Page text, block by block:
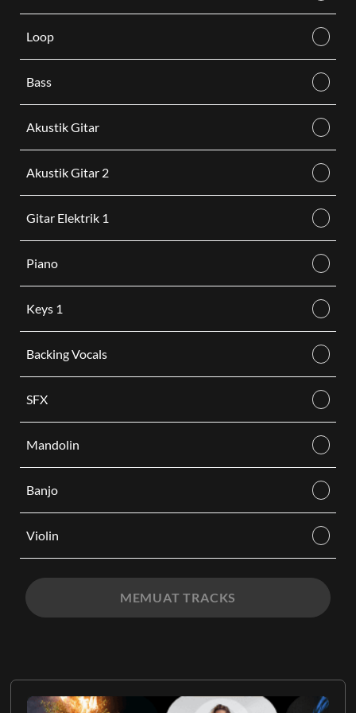
Loop
Bass
Akustik Gitar
Akustik Gitar 2
Gitar Elektrik 1
Piano
Keys 1
Backing Vocals
SFX
Mandolin
Banjo
Violin
MEMUAT TRACKS